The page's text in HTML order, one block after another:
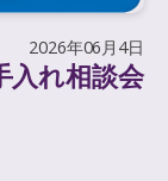
2026年06月4日
入れ相談会